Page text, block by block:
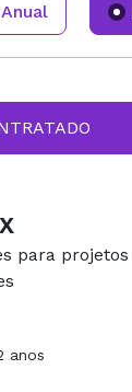
Anual
para
anos